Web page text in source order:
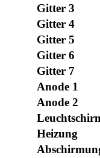
Gitter 3
Gitter 4
Gitter 5
Gitter 6
Gitter 7
Anode 1
Anode 2
Heizung